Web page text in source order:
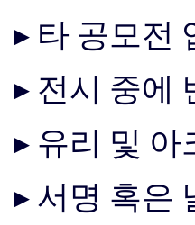
▸ 타 공모전
▸ 전시 중에
▸ 유리 및
▸ 서명 혹은